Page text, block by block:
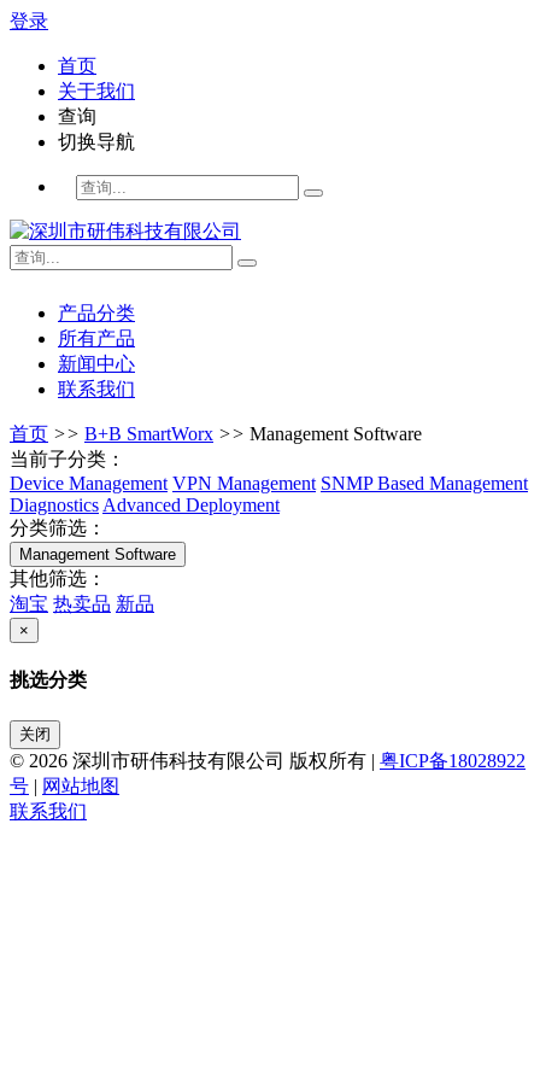
登录
首页
关于我们
查询
切换导航
产品分类
所有产品
新闻中心
联系我们
首页 >> B+B SmartWorx >> Management Software
当前子分类：
Device Management VPN Management SNMP Based Management
Diagnostics Advanced Deployment
分类筛选：
Management Software
其他筛选：
淘宝 热卖品 新品
×
挑选分类
关闭
© 2026 深圳市研伟科技有限公司 版权所有 | 粤ICP备18028922
号 | 网站地图
联系我们